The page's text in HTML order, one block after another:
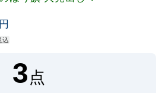
円
込
3点